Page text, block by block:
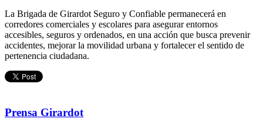
La Brigada de Girardot Seguro y Confiable permanecerá en
corredores comerciales y escolares para asegurar entornos
accesibles, seguros y ordenados, en una acción que busca prevenir
accidentes, mejorar la movilidad urbana y fortalecer el sentido de
pertenencia ciudadana.
Prensa Girardot